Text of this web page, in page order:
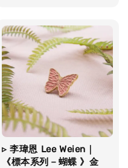
▹ 李瑋恩 Lee Weien｜
《標本系列－蝴蝶 》金